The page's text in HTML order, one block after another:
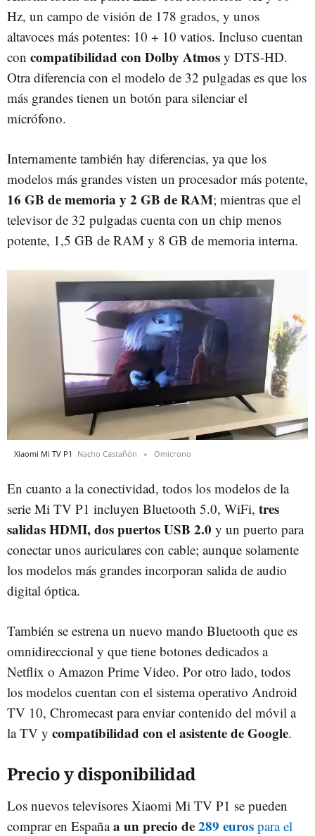
Hz, un campo de visión de 178 grados, y unos
altavoces más potentes: 10 + 10 vatios. Incluso cuentan
con compatibilidad con Dolby Atmos y DTS-HD.
Otra diferencia con el modelo de 32 pulgadas es que los
más grandes tienen un botón para silenciar el
micrófono.
Internamente también hay diferencias, ya que los
modelos más grandes visten un procesador más potente,
16 GB de memoria y 2 GB de RAM; mientras que el
televisor de 32 pulgadas cuenta con un chip menos
potente, 1,5 GB de RAM y 8 GB de memoria interna.
Xiaomi Mi TV P1 Nacho Castañón Omicrono
En cuanto a la conectividad, todos los modelos de la
serie Mi TV P1 incluyen Bluetooth 5.0, WiFi, tres
salidas HDMI, dos puertos USB 2.0 y un puerto para
conectar unos auriculares con cable; aunque solamente
los modelos más grandes incorporan salida de audio
digital óptica.
También se estrena un nuevo mando Bluetooth que es
omnidireccional y que tiene botones dedicados a
Netflix o Amazon Prime Video. Por otro lado, todos
los modelos cuentan con el sistema operativo Android
TV 10, Chromecast para enviar contenido del móvil a
la TV y compatibilidad con el asistente de Google.
Precio y disponibilidad
Los nuevos televisores Xiaomi Mi TV P1 se pueden
comprar en Españaa un precio de289 euros para el